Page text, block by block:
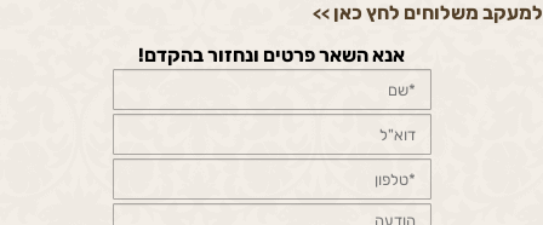
למעקב משלוחים לחץ כאן >>
אנא השאר פרטים ונחזור בהקדם!